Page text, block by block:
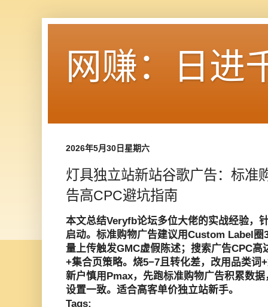
网赚：日进
2026年5月30日星期六
灯具独立站新站谷歌广告：标准
告高CPC避坑指南
本文总结Veryfb论坛多位大佬的实战经验，
启动。标准购物广告建议用Custom Label圈
量上传触发GMC虚假陈述；搜索广告CPC高
+集合页策略。烧5−7且转化差，改用品类词
新户慎用Pmax，先跑标准购物广告积累数
设置一致。适合高客单价独立站新手。
Tags: